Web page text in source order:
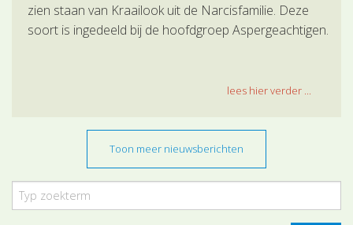
zien staan van Kraailook uit de Narcisfamilie. Deze
soort is ingedeeld bij de hoofdgroep Aspergeachtigen.
lees hier verder ...
Toon meer nieuwsberichten